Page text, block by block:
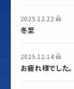
2025.12.22
冬至
2025.12.14
お疲れ様でした。